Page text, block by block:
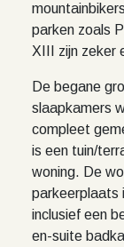
parken zoals
XIII zijn zeker
De begane
slaapkamers
compleet
is een tuin/
woning. De
parkeerplaats
inclusief een
en-suite